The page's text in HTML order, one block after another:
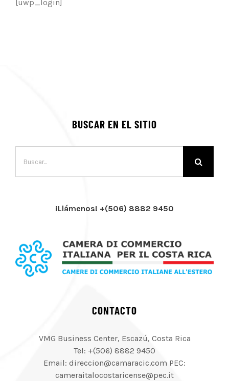
[uwp_login]
BUSCAR EN EL SITIO
¡Llámenos! +(506) 8882 9450
CONTACTO
VMG Business Center, Escazú, Costa Rica
Tel: +(506) 8882 9450
Email: direccion@camaracic.com PEC:
cameraitalocostaricense@pec.it